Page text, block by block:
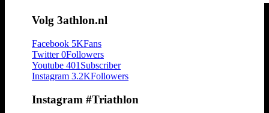
Volg 3athlon.nl
Facebook 5KFans
Twitter 0Followers
Youtube 401 Subscriber
Instagram 3.2KFollowers
Instagram #Triathlon